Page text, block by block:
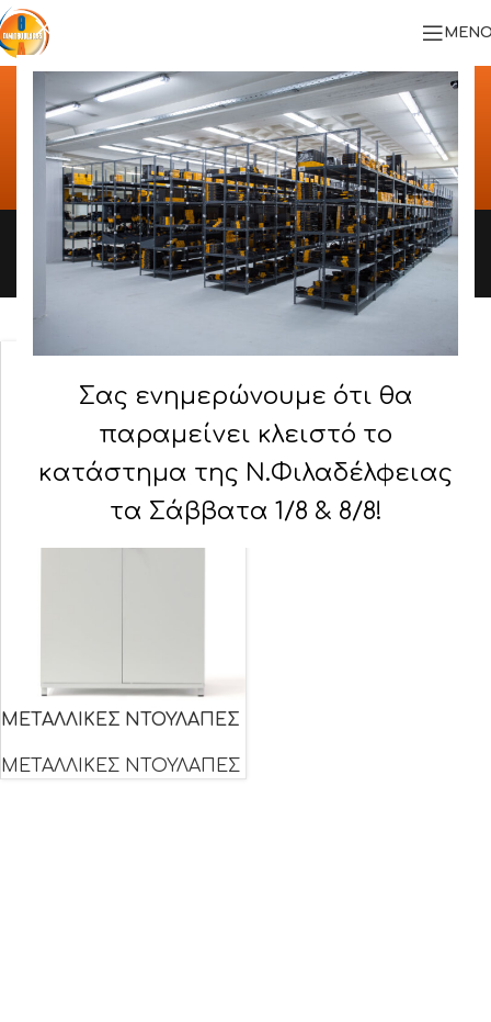
Σας ενημερώνουμε ότι θα
παραμείνει κλειστό το
κατάστημα της Ν.Φιλαδέλφειας
τα Σάββατα 1/8 & 8/8!
ΜΕΤΑΛΛΙΚΕΣ
ΝΤΟΥΛΑΠΕΣ
Αρχική σελίδα/ΠΡΟΪΟΝΤΑ/
ΜΕΤΑΛΛΙΚΕΣ ΝΤΟΥΛΑΠΕΣ
Παράγουμε στην Ελλάδα, δυναμώνουμε την
Ελλάδα.
ΜΕΤΑΛΛΙΚΕΣ ΝΤΟΥΛΑΠΕΣ
ΜΕΤΑΛΛΙΚΕΣ ΝΤΟΥΛΑΠΕΣ